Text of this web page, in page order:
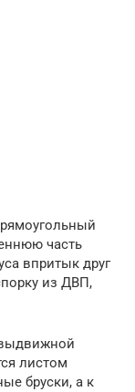
часть
впритык друг
из ДВП,
выдвижной
листом
бруски, а к